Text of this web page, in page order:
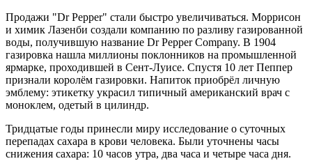
Продажи "Dr Pepper" стали быстро увеличиваться. Моррисон
и химик Лазенби создали компанию по разливу газированной
воды, получившую название Dr Pepper Company. В 1904
газировка нашла миллионы поклонников на промышленной
ярмарке, проходившей в Сент-Луисе. Спустя 10 лет Пеппер
признали королём газировки. Напиток приобрёл личную
эмблему: этикетку украсил типичный американский врач с
моноклем, одетый в цилиндр.
Тридцатые годы принесли миру исследование о суточных
перепадах сахара в крови человека. Были уточнены часы
снижения сахара: 10 часов утра, два часа и четыре часа дня.